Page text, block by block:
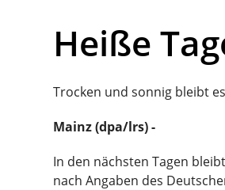
Heiße
Trocken und sonnig bleibt
Mainz (dpa/lrs) -
In den nächsten Tagen
nach Angaben des